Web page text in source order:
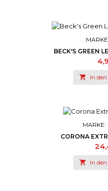
BECK'S GREEN
 In
MARKE:
CORONA
 In